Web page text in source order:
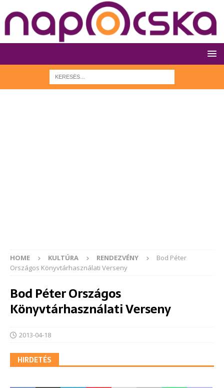
HOME KULTÚRA RENDEZVÉNY
Bod Péter
Országos Könyvtárhasználati Verseny
Bod Péter Országos
Könyvtárhasználati Verseny
2013-04-18
HIRDETÉS